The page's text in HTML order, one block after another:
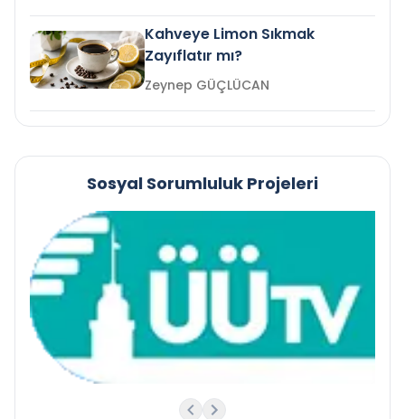
Kahveye Limon Sıkmak
Zayıflatır mı?
Zeynep GÜÇLÜCAN
Sosyal Sorumluluk Projeleri